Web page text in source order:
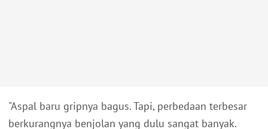
"Aspal baru gripnya bagus. Tapi, perbedaan terbesar
berkurangnya benjolan yang dulu sangat banyak.